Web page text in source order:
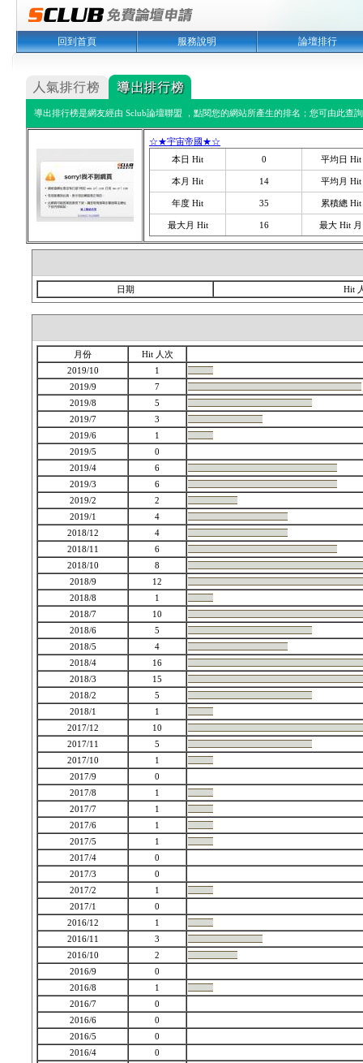
回到首頁 服務說明 論壇排行
導出排行榜是網友經由 Sclub論壇聯盟 ，點閱您的網站所產生的排名；您可由此查
☆★宇宙帝國★☆
本日 Hit
0 平均日 Hit
本月 Hit 14 平均月 Hit
年度 Hit 35 累積總 Hit
最大月 Hit 16 最大 Hit 月
日期 Hit
月份
Hit 人次
2019/10
1
2019/9
7
2019/8
5
2019/7
3
2019/6
1
2019/5
0
2019/4
6
2019/3
6
2019/2
2
2019/1
4
2018/12
4
2018/11
6
2018/10
8
2018/9
12
2018/8
1
2018/7
10
2018/6
5
2018/5
4
2018/4
16
2018/3
15
2018/2
5
2018/1
1
2017/12
10
2017/11
5
2017/10
1
2017/9
0
2017/8
1
2017/7
1
2017/6
1
2017/5
1
2017/4
0
2017/3
0
2017/2
1
2017/1
0
2016/12
1
2016/11
3
2016/10
2
2016/9
0
2016/8
1
2016/7
0
2016/6
0
2016/5
0
2016/4
0